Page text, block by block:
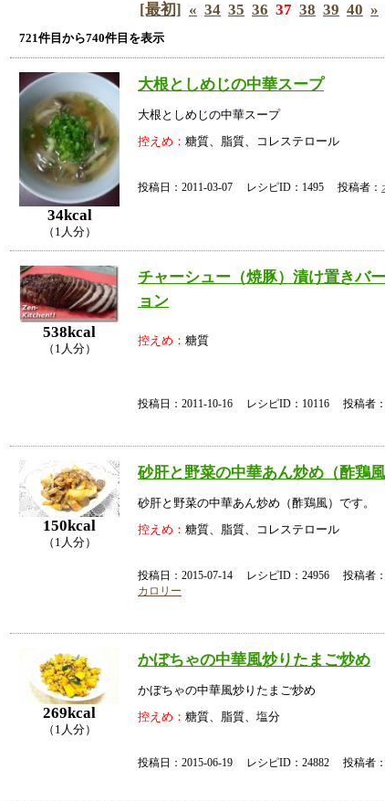
[最初] « 34 35 36 37 38 39 40 »
721件目から740件目を表示
34kcal
（1人分）
大根としめじの中華スープ
大根としめじの中華スープ
控えめ： 糖質、脂質、コレステロール
投稿日：2011-03-07 レシピID：1495 投稿者：
538kcal
（1人分）
チャーシュー（焼豚）漬け置きバ
ョン
控えめ： 糖質
投稿日：2011-10-16 レシピID：10116 投稿者：
150kcal
（1人分）
砂肝と野菜の中華あん炒め（酢鶏風
砂肝と野菜の中華あん炒め（酢鶏風）です。
控えめ： 糖質、脂質、コレステロール
投稿日：2015-07-14 レシピID：24956 投稿者：
カロリー
269kcal
（1人分）
かぼちゃの中華風炒りたまご炒め
かぼちゃの中華風炒りたまご炒め
控えめ： 糖質、脂質、塩分
投稿日：2015-06-19 レシピID：24882 投稿者：